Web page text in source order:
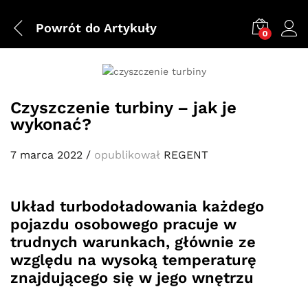
Powrót do Artykuły 0
Czyszczenie turbiny – jak je
wykonać?
7 marca 2022 / opublikował REGENT
Układ turbodoładowania każdego
pojazdu osobowego pracuje w
trudnych warunkach, głównie ze
względu na wysoką temperaturę
znajdującego się w jego wnętrzu